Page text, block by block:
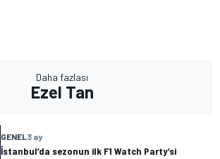
Daha fazlası
Ezel Tan
GENEL 3 ay
İstanbul’da sezonun ilk F1 Watch Party’si